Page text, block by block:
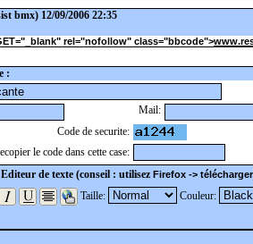
bmx) 12/09/2006 22:35
rel="nofollow" class="bbcode">
:
Mail:
Code de securite:
le code dans cette case:
Editeur de texte (conseil : utilisez Firefox -> télécharger
Taille:
Couleur: